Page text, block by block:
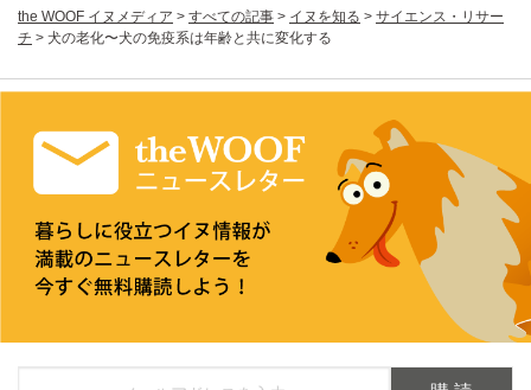
the WOOF イヌメディア > すべての記事 > イヌを知る > サイエンス・リサー
チ > 犬の老化〜犬の免疫系は年齢と共に変化する